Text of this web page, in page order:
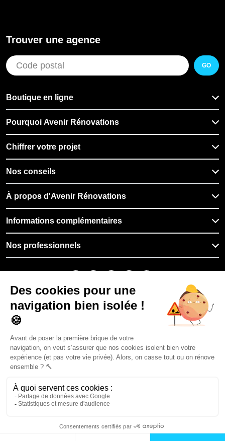
Trouver une agence
GO
Boutique en ligne
Pourquoi Avenir Rénovations
Chiffrer votre projet
Nos conseils
À propos d'Avenir Rénovations
Informations complémentaires
Nos professionnels
Filiale du groupe At Home